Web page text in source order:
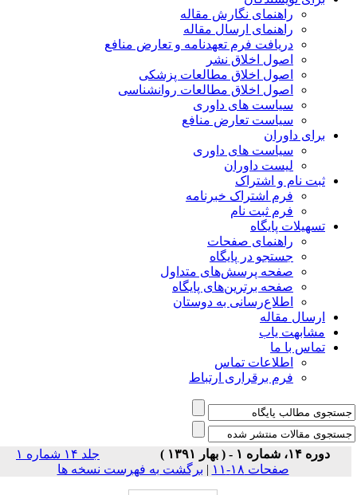
راهنمای نگارش مقاله
راهنمای ارسال مقاله
دریافت فرم تعهدنامه و تعارض منافع
اصول اخلاق نشر
اصول اخلاق مطالعات پزشکی
اصول اخلاق مطالعات روانشناسی
سیاست های داوری
سیاست تعارض منافع
برای داوران
سیاست های داوری
لیست داوران
ثبت نام و اشتراک
فرم اشتراک خبرنامه
فرم ثبت نام
تسهیلات پایگاه
راهنمای صفحات
جستجو در پایگاه
صفحه پرسش‌های متداول
صفحه برترین‌های پایگاه
اطلاع‌رسانی به دوستان
ارسال مقاله
مشابهت یاب
تماس با ما
اطلاعات تماس
فرم برقراری ارتباط
دوره ۱۴، شماره ۱ - ( بهار ۱۳۹۱ )
جلد ۱۴ شماره ۱
صفحات ۱۸-۱۱
| برگشت به فهرست نسخه ها